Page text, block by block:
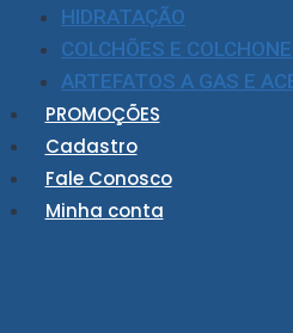
HIDRATAÇÃO
COLCHÕES E
ARTEFATOS A GAS E
PROMOÇÕES
Cadastro
Fale Conosco
Minha conta